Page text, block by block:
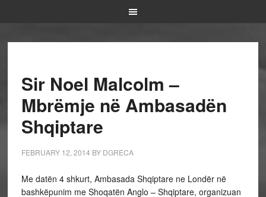
Sir Noel Malcolm –
Mbrëmje në Ambasadën
Shqiptare
FEBRUARY 12, 2014 BY DGRECA
Me datën 4 shkurt, Ambasada Shqiptare ne Londër në
bashkëpunim me Shoqatën Anglo – Shqiptare, organizuan